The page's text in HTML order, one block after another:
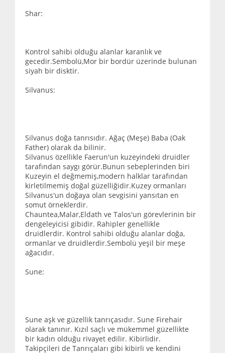
Shar:
Kontrol sahibi olduğu alanlar karanlık ve
gecedir.Sembolü,Mor bir bordür üzerinde bulunan
siyah bir disktir.
Silvanus:
Silvanus doğa tanrısıdır. Ağaç (Meşe) Baba (Oak
Father) olarak da bilinir.
Silvanus özellikle Faerun'un kuzeyindeki druidler
tarafından saygı görür.Bunun sebeplerinden biri
Kuzeyin el değmemiş,modern halklar tarafından
kirletilmemiş doğal güzelliğidir.Kuzey ormanları
Silvanus'un doğaya olan sevgisini yansıtan en
somut örneklerdir.
Chauntea,Malar,Eldath ve Talos'un görevlerinin bir
dengeleyicisi gibidir. Rahipler genellikle
druidlerdir. Kontrol sahibi olduğu alanlar doğa,
ormanlar ve druidlerdir.Sembolü yeşil bir meşe
ağacıdır.
Sune:
Sune aşk ve güzellik tanrıçasıdır. Sune Firehair
olarak tanınır. Kızıl saçlı ve mükemmel güzellikte
bir kadın olduğu rivayet edilir. Kibirlidir.
Takipçileri de Tanrıçaları gibi kibirli ve kendini